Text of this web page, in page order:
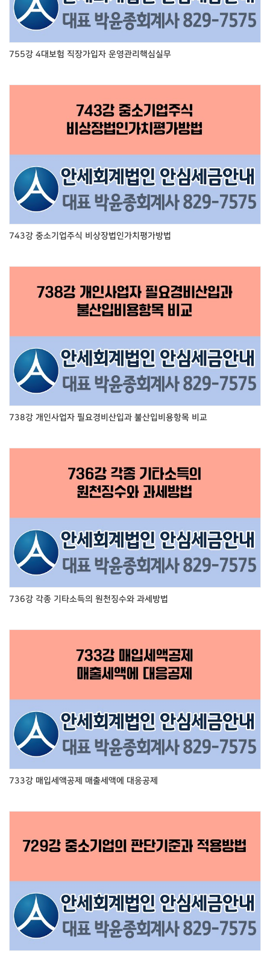
755강 4대보험 직장가입자 운영관리핵심실무
743강 중소기업주식 비상장법인가치평가방법
738강 개인사업자 필요경비산입과 불산입비용항목 비교
736강 각종 기타소득의 원천징수와 과세방법
733강 매입세액공제 매출세액에 대응공제